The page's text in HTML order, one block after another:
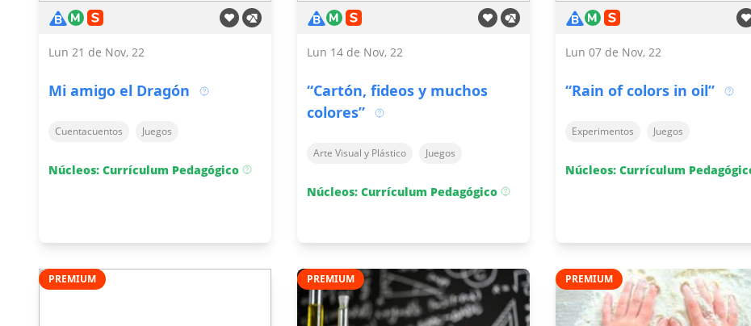
Lun 21 de Nov, 22
Mi amigo el Dragón
Cuentacuentos Juegos
Núcleos: Currículum Pedagógico
Lun 14 de Nov, 22
“Cartón, fideos y muchos
colores”
Arte Visual y Plástico Juegos
Núcleos: Currículum Pedagógico
Lun 07 de Nov, 22
“Rain of colors in oil”
Experimentos Juegos
Núcleos: Currículum
PREMIUM PREMIUM PREMIUM